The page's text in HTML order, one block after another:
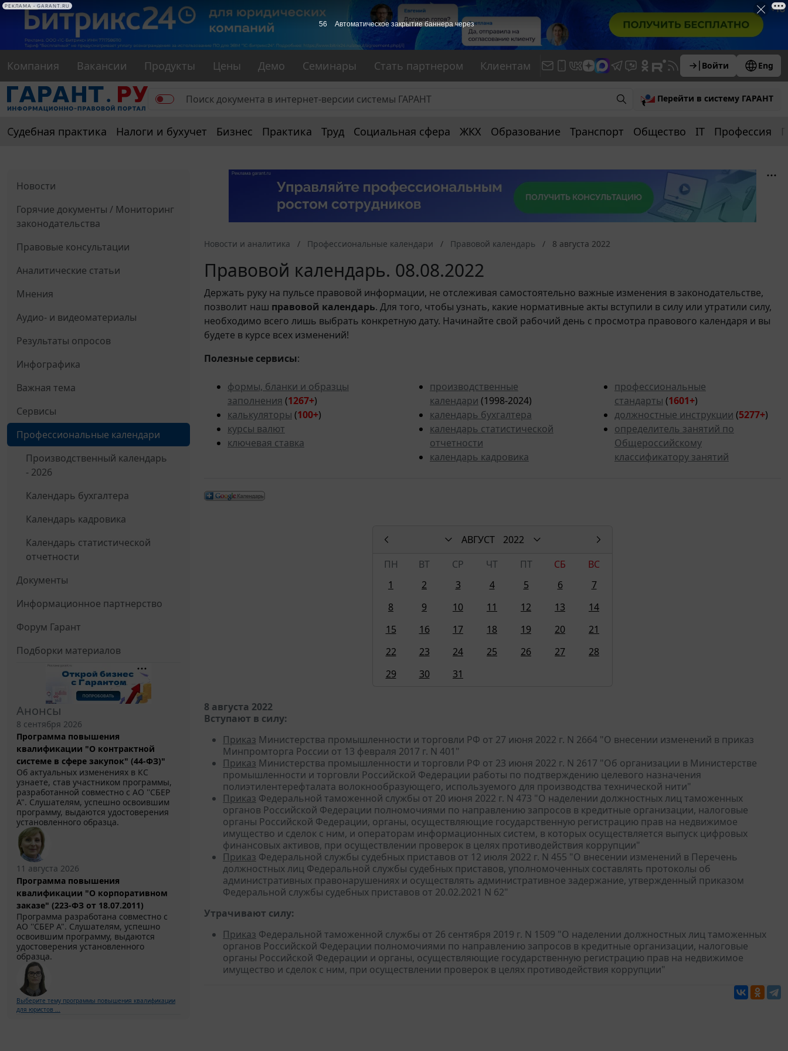
РЕКЛАМА
Компания Вакансии Продукты Цены Демо Семинары Стать партнером Клиентам Войти Eng
Перейти в систему ГАРАНТ
Судебная практика Налоги и бухучет Бизнес Практика Труд Социальная сфера ЖКХ Образование Транспорт Общество IT Профессия
Новости
Горячие документы / Мониторинг
законодательства
Правовые консультации
Аналитические статьи
Мнения
Аудио- и видеоматериалы
Результаты опросов
Инфографика
Важная тема
Сервисы
Профессиональные календари
Производственный календарь
- 2026
Календарь бухгалтера
Календарь кадровика
Календарь статистической
отчетности
Документы
Информационное партнерство
Форум Гарант
Подборки материалов
Анонсы
8 сентября 2026
Программа повышения
квалификации "О контрактной
системе в сфере закупок" (44-ФЗ)"
Об актуальных изменениях в КС
узнаете, став участником программы,
разработанной совместно с АО ''СБЕР
А". Слушателям, успешно освоившим
программу, выдаются удостоверения
установленного образца.
11 августа 2026
Программа повышения
квалификации "О корпоративном
заказе" (223-ФЗ от 18.07.2011)
Программа разработана совместно с
АО ''СБЕР А". Слушателям, успешно
освоившим программу, выдаются
удостоверения установленного
образца.
Выберите тему программы повышения квалификации
для юристов ...
Новости и аналитика Профессиональные календари Правовой календарь 8 августа 2022
Правовой календарь. 08.08.2022
Держать руку на пульсе правовой информации, не отслеживая самостоятельно важные изменения в законодательстве,
позволит наш правовой календарь. Для того, чтобы узнать, какие нормативные акты вступили в силу или утратили силу,
необходимо всего лишь выбрать конкретную дату. Начинайте свой рабочий день с просмотра правового календаря и вы
будете в курсе всех изменений!
Полезные сервисы:
формы, бланки и образцы
заполнения (1267+)
калькуляторы (100+)
курсы валют
ключевая ставка
производственные
календари (1998-2024)
календарь бухгалтера
календарь статистической
отчетности
календарь кадровика
профессиональные
стандарты (1601+)
должностные инструкции (5277+)
определитель занятий по
Общероссийскому
классификатору занятий
АВГУСТ
2022
ПН
ВТ СР ЧТ ПТ СБ
ВС
1
2 3 4 5 6
7
8
9 10 11 12 13
14
15
16 17 18 19 20
21
22
23 24 25 26 27
28
29
30 31
8 августа 2022
Вступают в силу:
Приказ Министерства промышленности и торговли РФ от 27 июня 2022 г. N 2664 "О внесении изменений в приказ
Минпромторга России от 13 февраля 2017 г. N 401"
Приказ Министерства промышленности и торговли РФ от 23 июня 2022 г. N 2617 "Об организации в Министерстве
промышленности и торговли Российской Федерации работы по подтверждению целевого назначения
полиэтилентерефталата волокнообразующего, используемого для производства технической нити"
Приказ Федеральной таможенной службы от 20 июня 2022 г. N 473 "О наделении должностных лиц таможенных
органов Российской Федерации полномочиями по направлению запросов в кредитные организации, налоговые
органы Российской Федерации, органы, осуществляющие государственную регистрацию прав на недвижимое
имущество и сделок с ним, и операторам информационных систем, в которых осуществляется выпуск цифровых
финансовых активов, при осуществлении проверок в целях противодействия коррупции"
Приказ Федеральной службы судебных приставов от 12 июля 2022 г. N 455 "О внесении изменений в Перечень
должностных лиц Федеральной службы судебных приставов, уполномоченных составлять протоколы об
административных правонарушениях и осуществлять административное задержание, утвержденный приказом
Федеральной службы судебных приставов от 20.02.2021 N 62"
Утрачивают силу:
Приказ Федеральной таможенной службы от 26 сентября 2019 г. N 1509 "О наделении должностных лиц таможенных
органов Российской Федерации полномочиями по направлению запросов в кредитные организации, налоговые
органы Российской Федерации и органы, осуществляющие государственную регистрацию прав на недвижимое
имущество и сделок с ним, при осуществлении проверок в целях противодействия коррупции"
55 Автоматическое закрытие баннера через
РЕКЛАМА • GARANT.RU